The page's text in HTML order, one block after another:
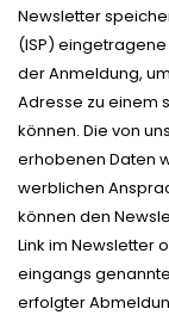
Newsletter
(ISP)
der Anmeldung,
Adresse zu einem
können. Die von
erhobenen Daten
werblichen
können den
Link im Newsletter
eingangs
erfolgter